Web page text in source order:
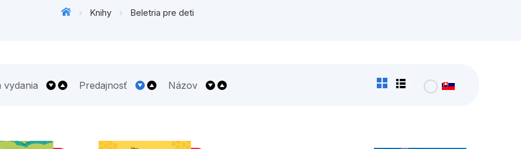
Počítače
Knihy Beletria pre deti
vydania Predajnosť Názov